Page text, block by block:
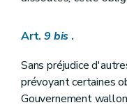
Art.9bis .
Sans préjudice
prévoyant certaines
Gouvernement